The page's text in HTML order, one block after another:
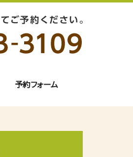
予約フォーム